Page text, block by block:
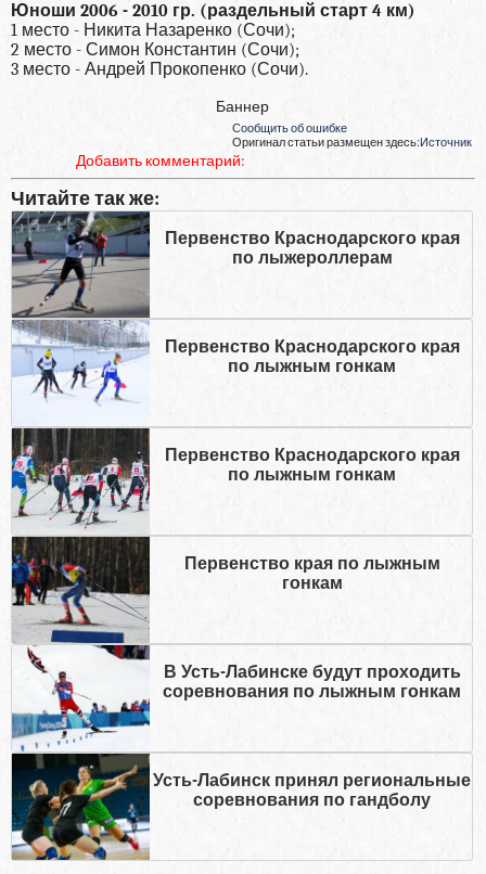
Юноши 2006 - 2010 гр. (раздельный старт 4 км)
1 место - Никита Назаренко (Сочи);
2 место - Симон Константин (Сочи);
3 место - Андрей Прокопенко (Сочи).
Баннер
Сообщить об ошибке
Оригинал статьи размещен здесь:Источник
Добавить комментарий:
Читайте так же:
Первенство Краснодарского края
по лыжероллерам
Первенство Краснодарского края
по лыжным гонкам
Первенство Краснодарского края
по лыжным гонкам
Первенство края по лыжным
гонкам
В Усть-Лабинске будут проходить
соревнования по лыжным гонкам
Усть-Лабинск принял региональные
соревнования по гандболу